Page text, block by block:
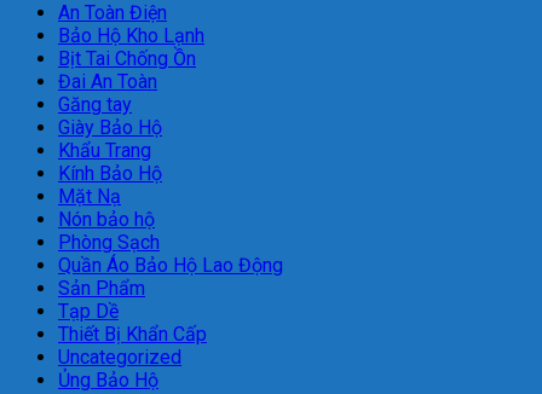
An Toàn Điện
Bảo Hộ Kho Lạnh
Bịt Tai Chống Ồn
Đai An Toàn
Găng tay
Giày Bảo Hộ
Khẩu Trang
Kính Bảo Hộ
Mặt Nạ
Nón bảo hộ
Phòng Sạch
Quần Áo Bảo Hộ Lao Động
Sản Phẩm
Tạp Dề
Thiết Bị Khẩn Cấp
Uncategorized
Ủng Bảo Hộ